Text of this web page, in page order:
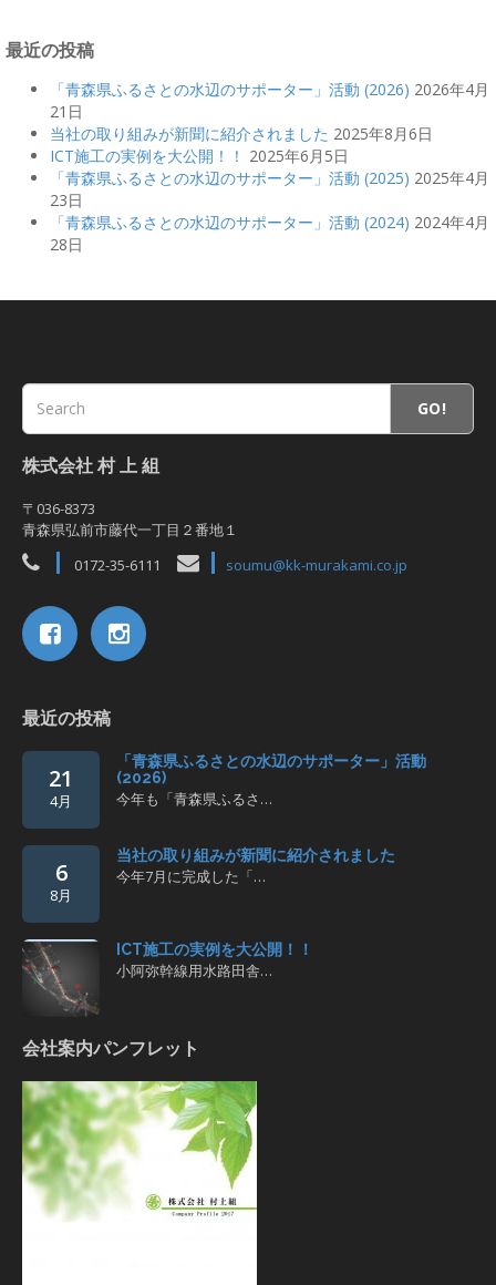
最近の投稿
「青森県ふるさとの水辺のサポーター」活動 (2026) 2026年4月
21日
当社の取り組みが新聞に紹介されました 2025年8月6日
ICT施工の実例を大公開！！ 2025年6月5日
「青森県ふるさとの水辺のサポーター」活動 (2025) 2025年4月
23日
「青森県ふるさとの水辺のサポーター」活動 (2024) 2024年4月
28日
GO!
株式会社 村 上 組
〒036-8373
青森県弘前市藤代一丁目２番地１
0172-35-6111
soumu@kk-murakami.co.jp
最近の投稿
21
4月
「青森県ふるさとの水辺のサポーター」活動
(2026)
今年も「青森県ふるさ…
6
8月
当社の取り組みが新聞に紹介されました
今年7月に完成した「…
ICT施工の実例を大公開！！
小阿弥幹線用水路田舎…
会社案内パンフレット